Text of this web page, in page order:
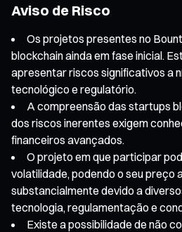
Aviso de Risco
Os projetos presentes no
blockchain ainda em fase inicial.
apresentar riscos significativos a
tecnológico e regulatório.
A compreensão das startups
dos riscos inerentes exigem
financeiros avançados.
O projeto em que participar
volatilidade, podendo o seu preço
substancialmente devido a
tecnologia, regulamentação e
Existe a possibilidade de não